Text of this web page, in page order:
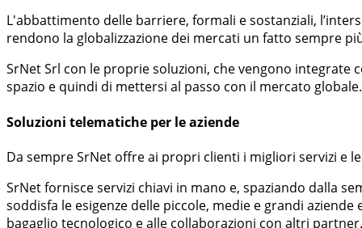
L'abbattimento delle barriere, formali e sostanziali,
rendono la globalizzazione dei mercati un fatto sempre
SrNet Srl con le proprie soluzioni, che vengono integrate
spazio e quindi di mettersi al passo con il mercato globale.
Soluzioni telematiche per le aziende
Da sempre SrNet offre ai propri clienti i migliori servizi e
SrNet fornisce servizi chiavi in mano e, spaziando dalla
soddisfa le esigenze delle piccole, medie e grandi
bagaglio tecnologico e alle collaborazioni con altri partner.